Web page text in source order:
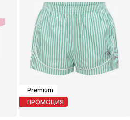
Premium
ПРОМОЦИЯ